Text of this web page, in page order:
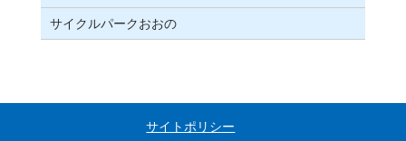
サイクルパークおおの
サイトポリシー